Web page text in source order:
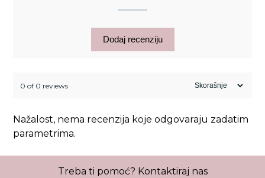
Dodaj recenziju
0 of 0 reviews
Nažalost, nema recenzija koje odgovaraju zadatim
parametrima.
Treba ti pomoć? Kontaktiraj nas